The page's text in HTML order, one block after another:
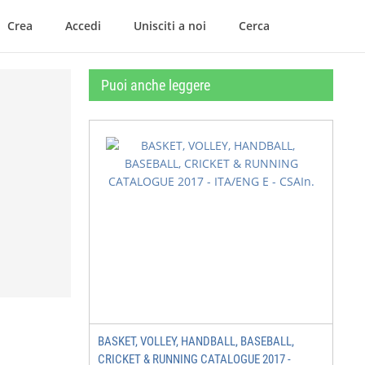
Crea Accedi Unisciti a noi Cerca
Puoi anche leggere
BASKET, VOLLEY, HANDBALL, BASEBALL,
CRICKET & RUNNING CATALOGUE 2017 -